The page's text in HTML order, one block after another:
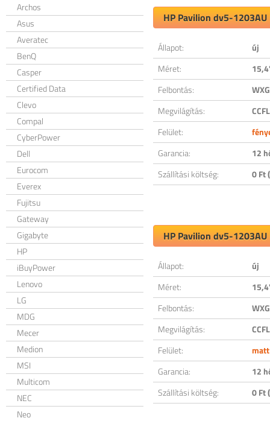
Archos
Asus
Averatec
BenQ
Casper
Certified Data
Clevo
Compal
CyberPower
Dell
Eurocom
Everex
Fujitsu
Gateway
Gigabyte
HP
iBuyPower
Lenovo
LG
MDG
Mecer
Medion
MSI
Multicom
NEC
Neo
HP Pavilion dv5-
Állapot:
új
Méret:
Felbontás:
Megvilágítás:
CCFL
Felület:
Garancia:
12
Szállítási költség:
0 Ft
HP Pavilion dv5-
Állapot:
új
Méret:
Felbontás:
Megvilágítás:
CCFL
Felület:
matt
Garancia:
12
Szállítási költség:
0 Ft